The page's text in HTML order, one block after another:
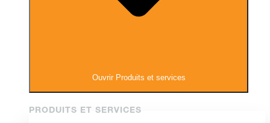
Ouvrir Produits et services
PRODUITS ET SERVICES